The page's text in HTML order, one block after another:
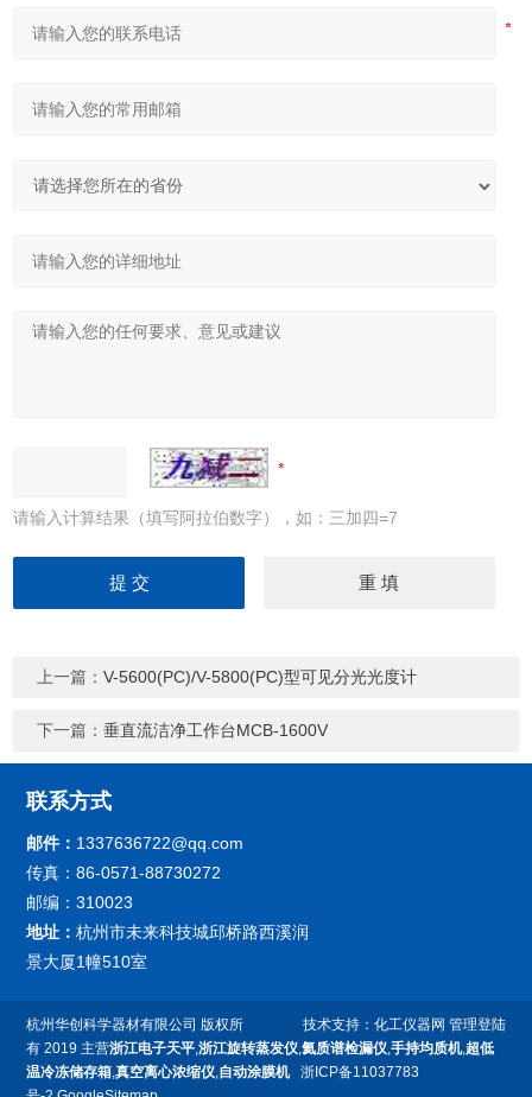
请输入计算结果（填写阿拉伯数字），如：三加四=7
上一篇：V-5600(PC)/V-5800(PC)型可见分光光度计
下一篇：垂直流洁净工作台MCB-1600V
联系方式
邮件： 1337636722@qq.com
传真：86-0571-88730272
邮编：310023
地址：杭州市未来科技城邱桥路西溪润
景大厦1幢510室
技术支持： 化工仪器网 管理登陆
杭州华创科学器材有限公司 版权所
有 2019 主营浙江电子天平,浙江旋转蒸发仪,氦质谱检漏仪,手持均质机,超低
温冷冻储存箱,真空离心浓缩仪,自动涂膜机
浙ICP备11037783